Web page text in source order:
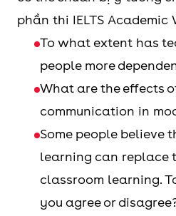
A healthy life
phần thi IELTS Academic
To what extent has
people more
What are the effects
communication in
Some people believe
learning can replace
classroom learning.
you agree or